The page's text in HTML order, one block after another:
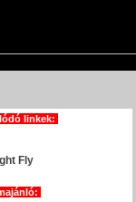
linkek:
Fly